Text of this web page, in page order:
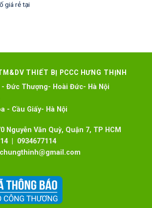
giá rẻ tại
THIẾT BỊ PCCC HƯNG THỊNH
- Đức Thượng- Hoài Đức- Hà Nội
- Cầu Giấy- Hà Nội
Nguyễn Văn Quỳ, Quận 7, TP HCM
| 0934677114